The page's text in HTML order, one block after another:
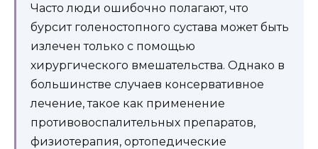
Часто люди ошибочно полагают, что
бурсит голеностопного сустава может быть
излечен только с помощью
хирургического вмешательства. Однако в
большинстве случаев консервативное
лечение, такое как применение
противовоспалительных препаратов,
физиотерапия, ортопедические